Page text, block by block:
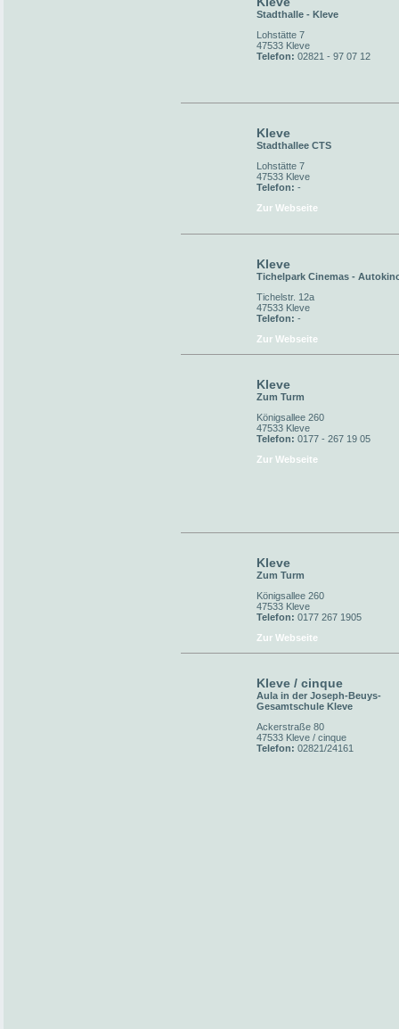
Stadthalle - Kleve
Lohstätte 7
47533 Kleve
Telefon: 02821 - 97 07 12
Kleve
Stadthallee CTS
Lohstätte 7
47533 Kleve
Telefon: -
Zur Webseite
Kleve
Tichelpark Cinemas -
Tichelstr. 12a
47533 Kleve
Telefon: -
Zur Webseite
Kleve
Zum Turm
Königsallee 260
47533 Kleve
Telefon: 0177 - 267 19 05
Zur Webseite
Kleve
Zum Turm
Königsallee 260
47533 Kleve
Telefon: 0177 267 1905
Zur Webseite
Kleve / cinque
Aula in der Joseph-Beuys-
Gesamtschule Kleve
Ackerstraße 80
47533 Kleve / cinque
Telefon: 02821/24161